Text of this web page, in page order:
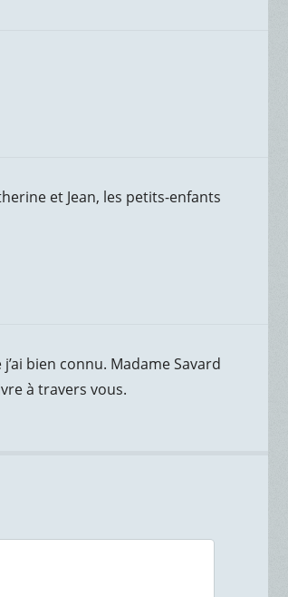
et Jean, les petits-enfants
bien connu. Madame Savard
à travers vous.